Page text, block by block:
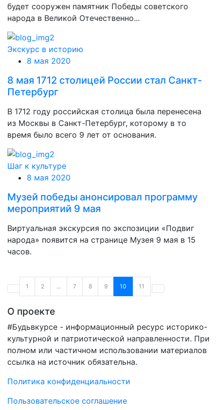
будет сооружен памятник Победы советского
народа в Великой Отечественно...
Экскурс в историю
8 мая 2020
8 мая 1712 столицей России стал Санкт-
Петербург
В 1712 году российская столица была перенесена
из Москвы в Санкт-Петербург, которому в то
время было всего 9 лет от основания.
Шаг к культуре
8 мая 2020
Музей победы анонсировал программу
мероприятий 9 мая
Виртуальная экскурсия по экспозиции «Подвиг
народа» появится на странице Музея 9 мая в 15
часов.
1 2 ... 7 8 9 10 11
О проекте
#Будьвкурсе - информационный ресурс историко-
культурной и патриотической направленности. При
полном или частичном использовании материалов
ссылка на источник обязательна.
Политика конфиденциальности
Пользовательское соглашение